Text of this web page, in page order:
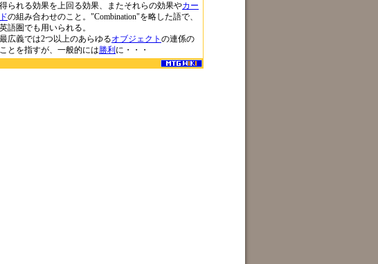
得られる効果を上回る効果、またそれらの効果やカー
ドの組み合わせのこと。"Combination"を略した語で、
英語圏でも用いられる。
最広義では2つ以上のあらゆるオブジェクト の連係の
ことを指すが、一般的には勝利 に・・・